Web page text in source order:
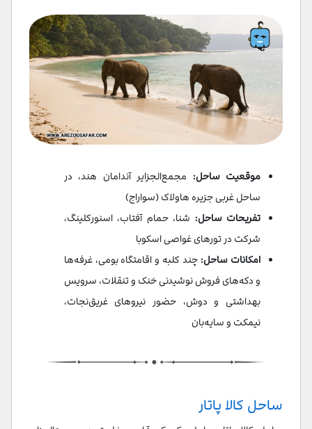
موقعیت ساحل: مجمع‌الجزایر آندامان هند، در
ساحل غربی جزیره هاولاک (سواراج)
تفریحات ساحل: شنا، حمام آفتاب، اسنورکلینگ،
شرکت در تورهای غواصی اسکوبا
امکانات ساحل: چند کلبه و اقامتگاه بومی، غرفه‌ها
و دکه‌های فروش نوشیدنی خنک و تنقلات، سرویس
بهداشتی و دوش، حضور نیروهای غریق‌نجات،
نیمکت و سایه‌بان
ساحل کالا پاتار